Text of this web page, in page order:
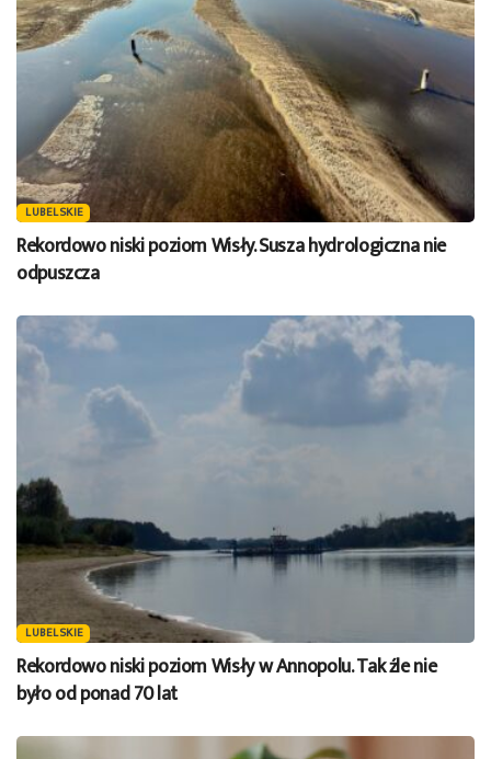
LUBELSKIE
Rekordowo niski poziom Wisły. Susza hydrologiczna nie
odpuszcza
LUBELSKIE
Rekordowo niski poziom Wisły w Annopolu. Tak źle nie
było od ponad 70 lat